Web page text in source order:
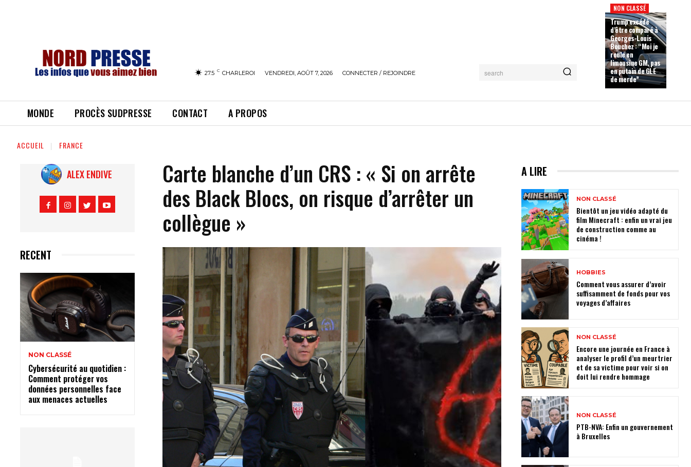
27.5 C CHARLEROI VENDREDI, AOÛT 7, 2026 CONNECTER / REJOINDRE search
NON CLASSÉ
Trump excédé
d’être comparé à
Georges-Louis
Bouchez : “Moi je
roule en
limousine GM, pas
en putain de GLE
de merde”
MONDE PROCÈS SUDPRESSE CONTACT A PROPOS
ACCUEIL FRANCE
ALEX ENDIVE
RECENT
NON CLASSÉ
Cybersécurité au quotidien :
Comment protéger vos
données personnelles face
aux menaces actuelles
Carte blanche d’un CRS : « Si on arrête
des Black Blocs, on risque d’arrêter un
collègue »
A LIRE
NON CLASSÉ
Bientôt un jeu vidéo adapté du
film Minecraft : enfin un vrai jeu
de construction comme au
cinéma !
HOBBIES
Comment vous assurer d’avoir
suffisamment de fonds pour vos
voyages d’affaires
NON CLASSÉ
Encore une journée en France à
analyser le profil d’un meurtrier
et de sa victime pour voir si on
doit lui rendre hommage
NON CLASSÉ
PTB-NVA: Enfin un gouvernement
à Bruxelles